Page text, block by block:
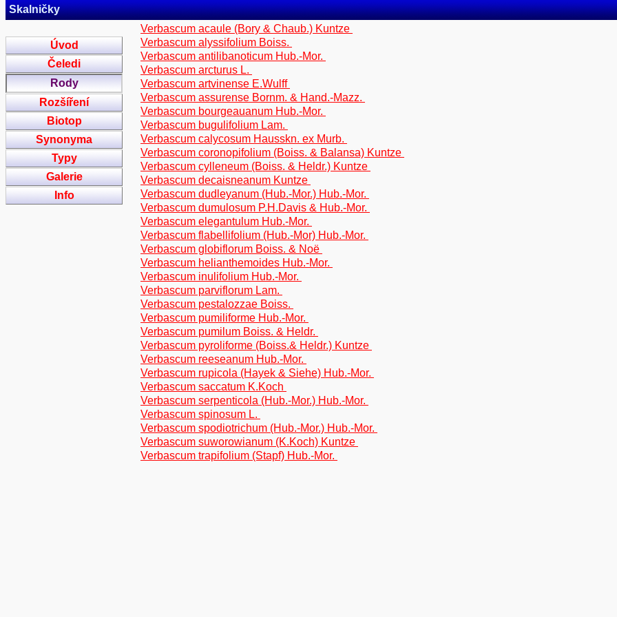
Skalničky
Úvod
Čeledi
Rody
Rozšíření
Biotop
Synonyma
Typy
Galerie
Info
Verbascum acaule (Bory & Chaub.) Kuntze
Verbascum alyssifolium Boiss.
Verbascum antilibanoticum Hub.-Mor.
Verbascum arcturus L.
Verbascum artvinense E.Wulff
Verbascum assurense Bornm. & Hand.-Mazz.
Verbascum bourgeauanum Hub.-Mor.
Verbascum bugulifolium Lam.
Verbascum calycosum Hausskn. ex Murb.
Verbascum coronopifolium (Boiss. & Balansa) Kuntze
Verbascum cylleneum (Boiss. & Heldr.) Kuntze
Verbascum decaisneanum Kuntze
Verbascum dudleyanum (Hub.-Mor.) Hub.-Mor.
Verbascum dumulosum P.H.Davis & Hub.-Mor.
Verbascum elegantulum Hub.-Mor.
Verbascum flabellifolium (Hub.-Mor) Hub.-Mor.
Verbascum globiflorum Boiss. & Noë
Verbascum helianthemoides Hub.-Mor.
Verbascum inulifolium Hub.-Mor.
Verbascum parviflorum Lam.
Verbascum pestalozzae Boiss.
Verbascum pumiliforme Hub.-Mor.
Verbascum pumilum Boiss. & Heldr.
Verbascum pyroliforme (Boiss.& Heldr.) Kuntze
Verbascum reeseanum Hub.-Mor.
Verbascum rupicola (Hayek & Siehe) Hub.-Mor.
Verbascum saccatum K.Koch
Verbascum serpenticola (Hub.-Mor.) Hub.-Mor.
Verbascum spinosum L.
Verbascum spodiotrichum (Hub.-Mor.) Hub.-Mor.
Verbascum suworowianum (K.Koch) Kuntze
Verbascum trapifolium (Stapf) Hub.-Mor.